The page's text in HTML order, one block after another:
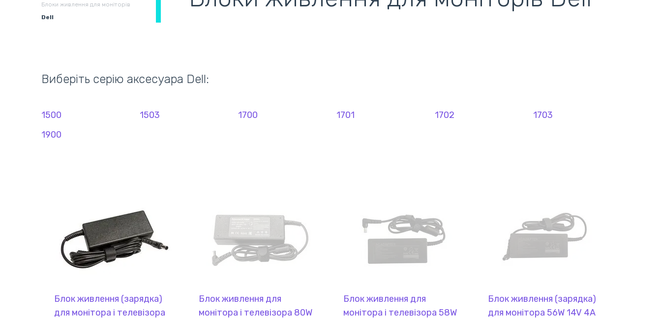
Блоки живлення для моніторів
Dell
Виберіть серію аксесуара Dell:
1500 1503 1700 1701 1702
1703
1900
Блок живлення (зарядка)
для монітора і телевізора
Блок живлення для
монітора і телевізора 80W
Блок живлення для
монітора і телевізора 58W
Блок живлення (зарядка)
для монітора 56W 14V 4A